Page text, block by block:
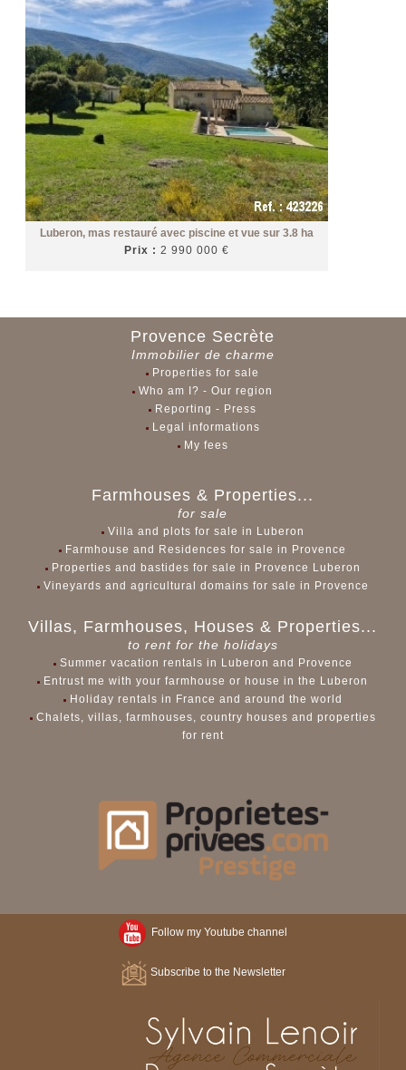
Luberon, mas restauré avec piscine et vue sur 3.8 ha
Prix : 2 990 000 €
Provence Secrète
Immobilier de charme
Properties for sale
Who am I? - Our region
Reporting - Press
Legal informations
My fees
Farmhouses & Properties...
for sale
Villa and plots for sale in Luberon
Farmhouse and Residences for sale in Provence
Properties and bastides for sale in Provence Luberon
Vineyards and agricultural domains for sale in Provence
Villas, Farmhouses, Houses & Properties...
to rent for the holidays
Summer vacation rentals in Luberon and Provence
Entrust me with your farmhouse or house in the Luberon
Holiday rentals in France and around the world
Chalets, villas, farmhouses, country houses and properties
for rent
Follow my Youtube channel
Subscribe to the Newsletter